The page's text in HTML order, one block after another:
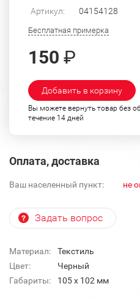
Артикул: 04154128
Бесплатная примерка
150 ₽
Добавить в корзину
Вы можете вернуть товар без
течение 14 дней
Оплата, доставка
Ваш населенный пункт: не
Задать вопрос
Материал:
Текстиль
Цвет:
Черный
Габариты:
105 x 102 мм